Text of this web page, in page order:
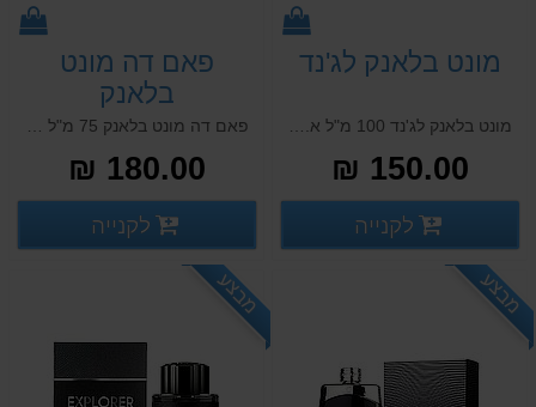
מונט בלאנק לג'נד
150.00 ₪
פרטים נוספים פרטים נוספים לקנייה
פאם דה מונט
בלאנק
180.00 ₪
פרטים נוספים
לקנייה
מבצע מבצע